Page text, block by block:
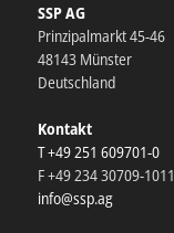
SSP AG
Prinzipalmarkt 45-46
48143 Münster
Deutschland
Kontakt
T +49 251 609701-0
F +49 234 30709-1011
info@ssp.ag